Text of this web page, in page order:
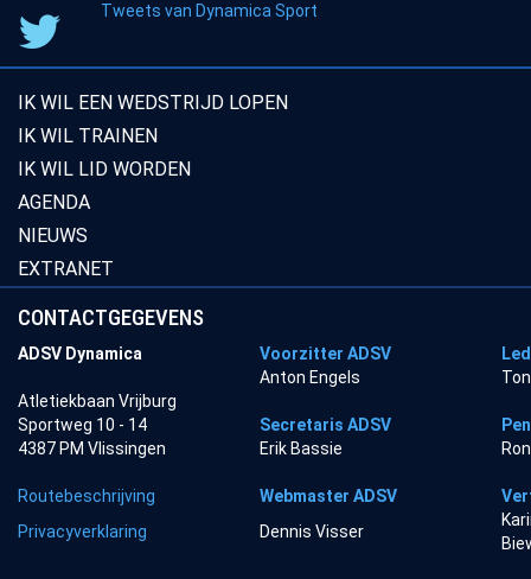
Tweets van Dynamica Sport
IK WIL EEN WEDSTRIJD LOPEN
IK WIL TRAINEN
IK WIL LID WORDEN
AGENDA
NIEUWS
EXTRANET
CONTACTGEGEVENS
ADSV Dynamica Voorzitter ADSV
Anton Engels
Atletiekbaan Vrijburg
Sportweg 10 - 14
Secretaris ADSV
4387 PM Vlissingen
Erik Bassie
Routebeschrijving Webmaster ADSV
Privacyverklaring
Dennis Visser